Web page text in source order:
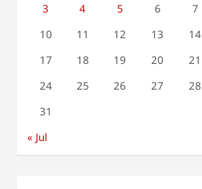
3
4 5 6 7
10
11 12 13 14
17
18 19 20 21
24
25 26 27 28
31
« Jul